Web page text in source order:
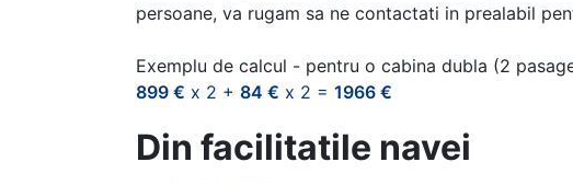
persoane, va rugam sa ne contactati in prealabil
Exemplu de calcul - pentru o cabina dubla (2
899 € x 2 + 84 € x 2 = 1966 €
Din facilitatile navei